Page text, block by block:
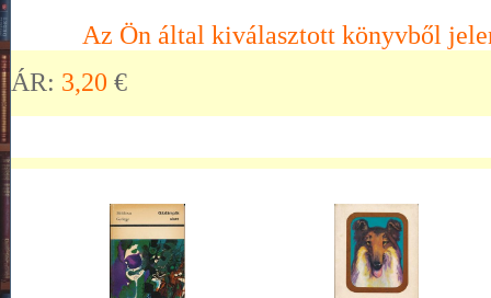
Az Ön által kiválasztott könyvből
ÁR: 3,20 €